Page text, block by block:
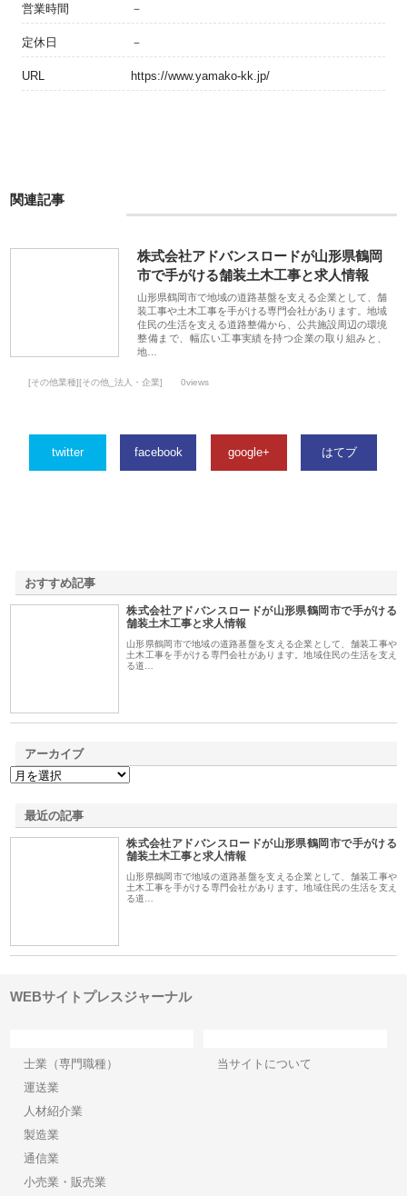
営業時間 －
定休日 －
URL https://www.yamako-kk.jp/
関連記事
株式会社アドバンスロードが山形県鶴岡
市で手がける舗装土木工事と求人情報
山形県鶴岡市で地域の道路基盤を支える企業として、舗
装工事や土木工事を手がける専門会社があります。地域
住民の生活を支える道路整備から、公共施設周辺の環境
整備まで、幅広い工事実績を持つ企業の取り組みと、
地…
[その他業種][その他_法人・企業] 0views
twitter facebook google+ はてブ
おすすめ記事
株式会社アドバンスロードが山形県鶴岡市で手がける
舗装土木工事と求人情報
山形県鶴岡市で地域の道路基盤を支える企業として、舗装工事や
土木工事を手がける専門会社があります。地域住民の生活を支え
る道…
アーカイブ
最近の記事
株式会社アドバンスロードが山形県鶴岡市で手がける
舗装土木工事と求人情報
山形県鶴岡市で地域の道路基盤を支える企業として、舗装工事や
土木工事を手がける専門会社があります。地域住民の生活を支え
る道…
WEBサイトプレスジャーナル
士業（専門職種）
運送業
人材紹介業
製造業
通信業
小売業・販売業
当サイトについて